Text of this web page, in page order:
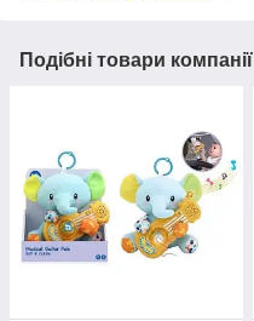
Подібні товари компанії